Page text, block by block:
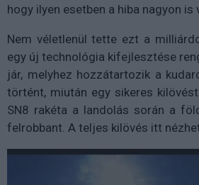
hogy ilyen esetben a hiba nagyon is
Nem véletlenül tette ezt a
egy új technológia kifejlesztése
jár, melyhez hozzátartozik a
történt, miután egy sikeres
SN8 rakéta a landolás során a
felrobbant. A teljes kilövés itt